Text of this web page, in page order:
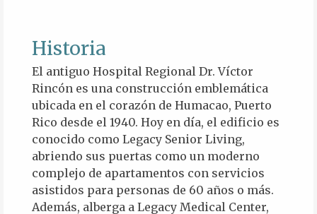
Historia
El antiguo Hospital Regional Dr. Víctor
Rincón es una construcción emblemática
ubicada en el corazón de Humacao, Puerto
Rico desde el 1940. Hoy en día, el edificio es
conocido como Legacy Senior Living,
abriendo sus puertas como un moderno
complejo de apartamentos con servicios
asistidos para personas de 60 años o más.
Además, alberga a Legacy Medical Center,